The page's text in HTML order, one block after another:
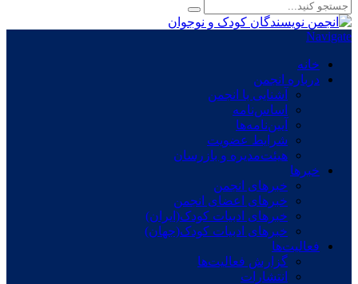
Navigate
خانه
درباره انجمن
آشنایی با انجمن
اساس‌نامه
آیین‌نامه‌ها
شرایط عضویت
هیئت‌مدیره و بازرسان
خبرها
خبرهای انجمن
خبرهای اعضای انجمن
خبرهای ادبیات کودک(ایران)
خبرهای ادبیات کودک(جهان)
فعالیت‌ها
گزارش فعالیت‌ها
انتشارات